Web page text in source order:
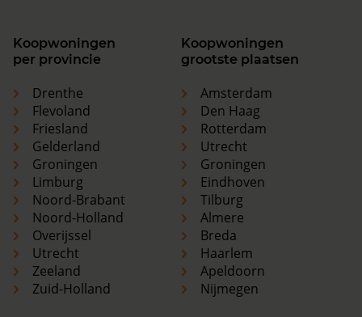
Koopwoningen
per provincie
Drenthe
Flevoland
Friesland
Gelderland
Groningen
Limburg
Noord-Brabant
Noord-Holland
Overijssel
Utrecht
Zeeland
Zuid-Holland
Koopwoningen
grootste plaatsen
Amsterdam
Den Haag
Rotterdam
Utrecht
Groningen
Eindhoven
Tilburg
Almere
Breda
Haarlem
Apeldoorn
Nijmegen